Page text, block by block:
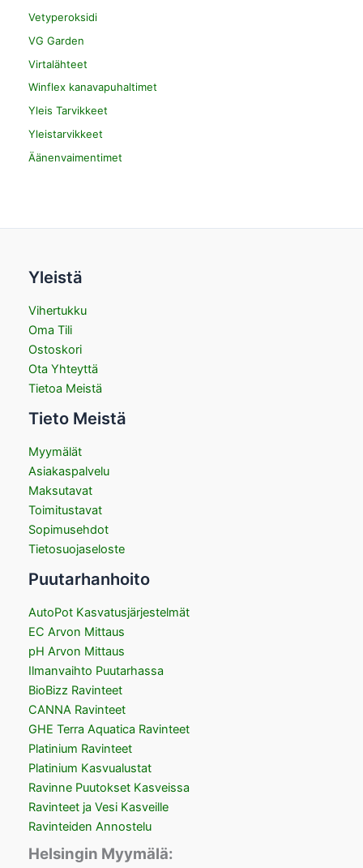
Vetyperoksidi
VG Garden
Virtalähteet
Winflex kanavapuhaltimet
Yleis Tarvikkeet
Yleistarvikkeet
Äänenvaimentimet
Yleistä
Vihertukku
Oma Tili
Ostoskori
Ota Yhteyttä
Tietoa Meistä
Tieto Meistä
Myymälät
Asiakaspalvelu
Maksutavat
Toimitustavat
Sopimusehdot
Tietosuojaseloste
Puutarhanhoito
AutoPot Kasvatusjärjestelmät
EC Arvon Mittaus
pH Arvon Mittaus
Ilmanvaihto Puutarhassa
BioBizz Ravinteet
CANNA Ravinteet
GHE Terra Aquatica Ravinteet
Platinium Ravinteet
Platinium Kasvualustat
Ravinne Puutokset Kasveissa
Ravinteet ja Vesi Kasveille
Ravinteiden Annostelu
Helsingin Myymälä: